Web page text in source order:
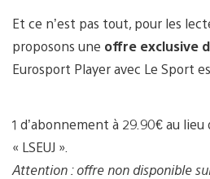
Et ce n’est pas tout, pour les
proposons une offre exclusive
Eurosport Player avec Le Sport
1 d’abonnement à 29.90€ au
« LSEUJ ».
Attention : offre non disponible